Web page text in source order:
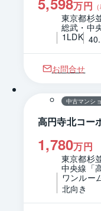
万円
東京都杉
総武・中
1LDK
お問合せ
中古マンシ
高円寺北コー
1,780万円
東京都杉
中央線「
ワンルー
北向き